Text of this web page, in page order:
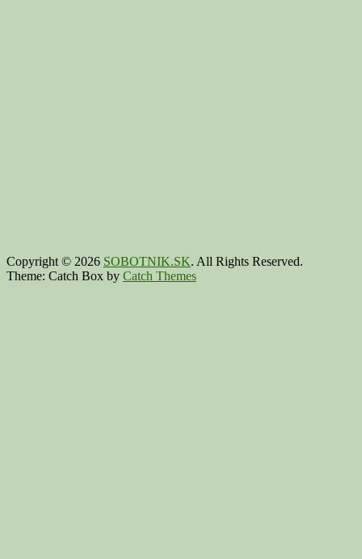
Copyright © 2026 SOBOTNIK.SK. All Rights Reserved.
Theme: Catch Box by Catch Themes